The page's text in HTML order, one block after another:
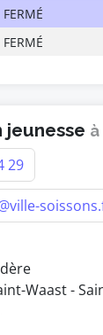
FERMÉ
FERMÉ
29
Waast -